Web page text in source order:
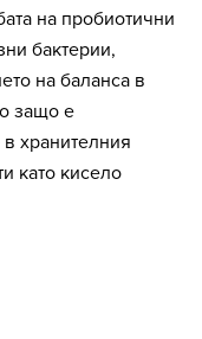
на пробиотични
бактерии,
на баланса в
защо е
хранителния
като кисело